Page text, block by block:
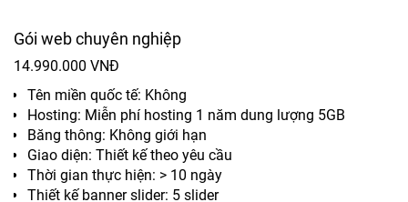
Gói web chuyên nghiệp
14.990.000 VNĐ
Tên miền quốc tế: Không
Hosting: Miễn phí hosting 1 năm dung lượng 5GB
Băng thông: Không giới hạn
Giao diện: Thiết kế theo yêu cầu
Thời gian thực hiện: > 10 ngày
Thiết kế banner slider: 5 slider